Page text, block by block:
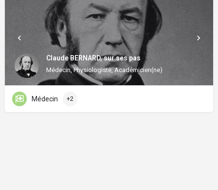
Claude BERNARD, sur ses pas
Médecin, Physiologiste, Académicien(ne)
Médecin +2